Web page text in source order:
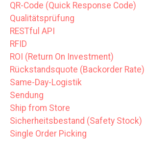
QR-Code (Quick Response Code)
Qualitätsprüfung
RESTful API
RFID
ROI (Return On Investment)
Rückstandsquote (Backorder Rate)
Same-Day-Logistik
Sendung
Ship from Store
Sicherheitsbestand (Safety Stock)
Single Order Picking